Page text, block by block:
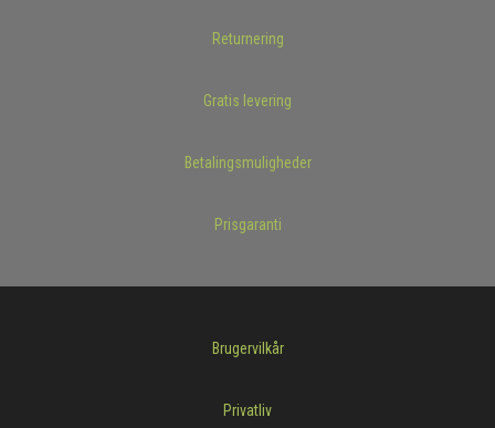
Returnering
Gratis levering
Betalingsmuligheder
Prisgaranti
Brugervilkår
Privatliv